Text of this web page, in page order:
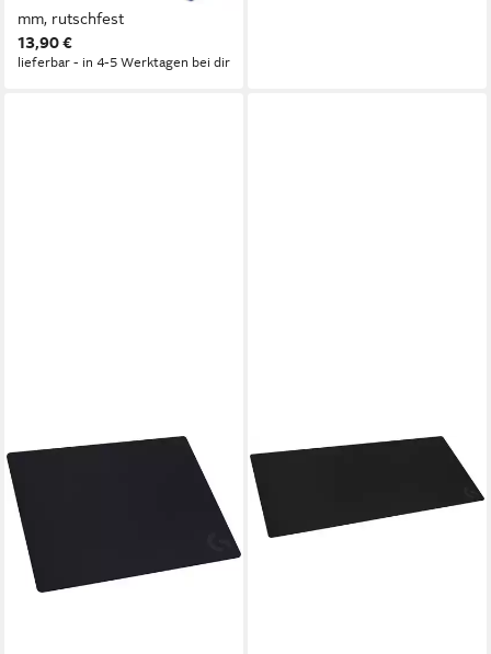
mm, rutschfest
13,90 €
lieferbar - in 4-5 Werktagen bei dir